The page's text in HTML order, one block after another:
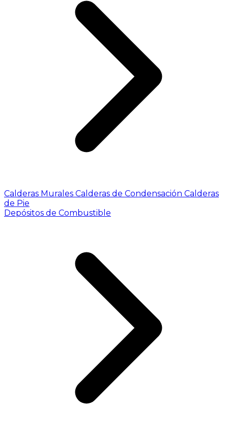
Calderas Murales Calderas de Condensación Calderas
de Pie
Depósitos de Combustible